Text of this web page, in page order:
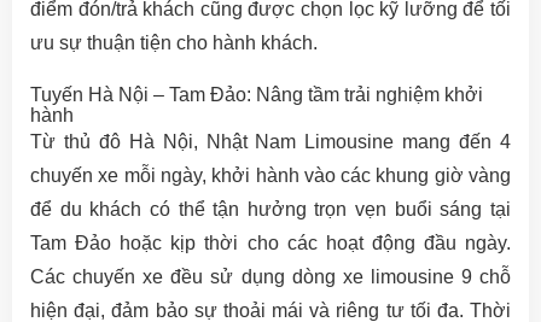
điểm đón/trả khách cũng được chọn lọc kỹ lưỡng để tối
ưu sự thuận tiện cho hành khách.
Tuyến Hà Nội – Tam Đảo: Nâng tầm trải nghiệm khởi
hành
Từ thủ đô Hà Nội, Nhật Nam Limousine mang đến 4
chuyến xe mỗi ngày, khởi hành vào các khung giờ vàng
để du khách có thể tận hưởng trọn vẹn buổi sáng tại
Tam Đảo hoặc kịp thời cho các hoạt động đầu ngày.
Các chuyến xe đều sử dụng dòng xe limousine 9 chỗ
hiện đại, đảm bảo sự thoải mái và riêng tư tối đa. Thời